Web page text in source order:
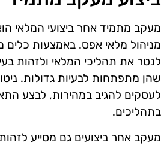
מעקב מתמיד אחר ביצועי המלאי
מניהול מלאי אפס. באמצעות
לנטר את תהליכי המלאי ולזהות
שהן מתפתחות לבעיות גדולות.
לעסקים להגיב במהירות, לבצע
בתהליכים.
מעקב אחר ביצועים גם מסייע